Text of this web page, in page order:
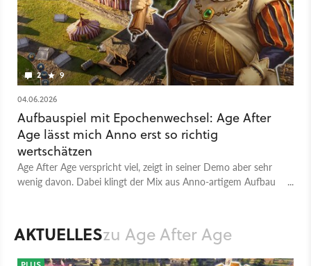
2 9
04.06.2026
Aufbauspiel mit Epochenwechsel: Age After
Age lässt mich Anno erst so richtig
wertschätzen
Age After Age verspricht viel, zeigt in seiner Demo aber sehr
wenig davon. Dabei klingt der Mix aus Anno-artigem Aufbau
AKTUELLESzu Age After Age